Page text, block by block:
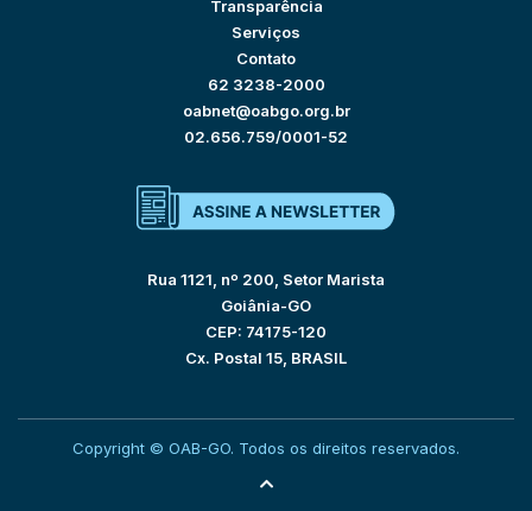
Transparência
Serviços
Contato
62 3238-2000
oabnet@oabgo.org.br
02.656.759/0001-52
Rua 1121, nº 200, Setor Marista
Goiânia-GO
CEP: 74175-120
Cx. Postal 15, BRASIL
Copyright © OAB-GO. Todos os direitos reservados.